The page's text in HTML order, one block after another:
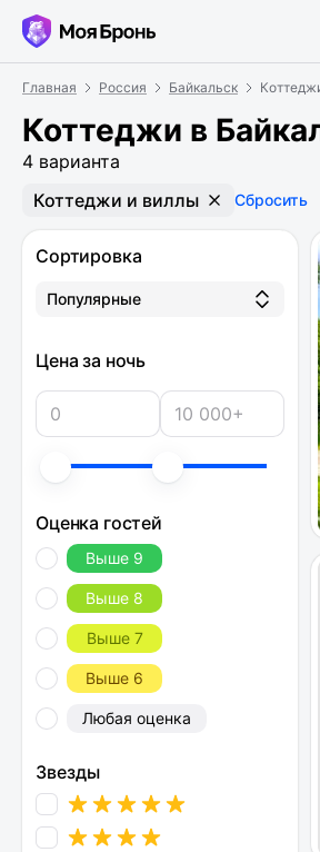
Главная Россия Байкальск
Коттеджи в
4 варианта
Коттеджи и виллы Сбросить
Сортировка
Популярные
Цена за ночь
Оценка гостей
Выше 9
Выше 8
Выше 7
Выше 6
Любая оценка
Звезды